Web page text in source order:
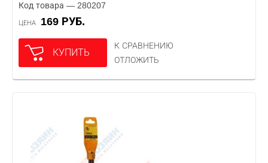
Код товара — 280207
ЦЕНА 169 РУБ.
КУПИТЬ
К СРАВНЕНИЮ
ОТЛОЖИТЬ